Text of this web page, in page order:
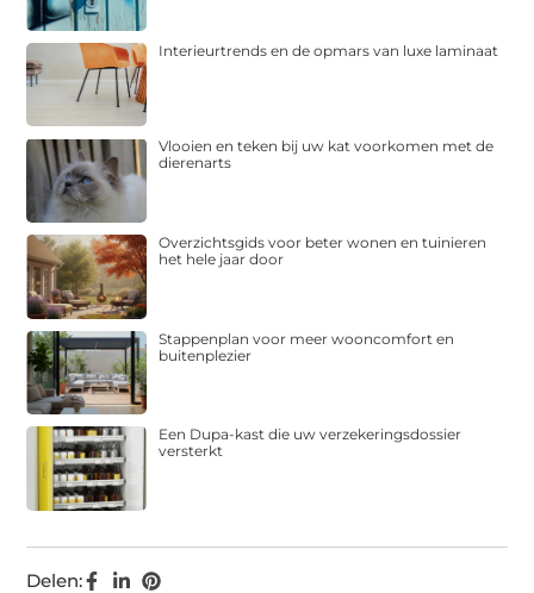
Delen:
Interieurtrends en de opmars van luxe laminaat
Vlooien en teken bij uw kat voorkomen met de
dierenarts
Overzichtsgids voor beter wonen en tuinieren
het hele jaar door
Stappenplan voor meer wooncomfort en
buitenplezier
Een Dupa-kast die uw verzekeringsdossier
versterkt